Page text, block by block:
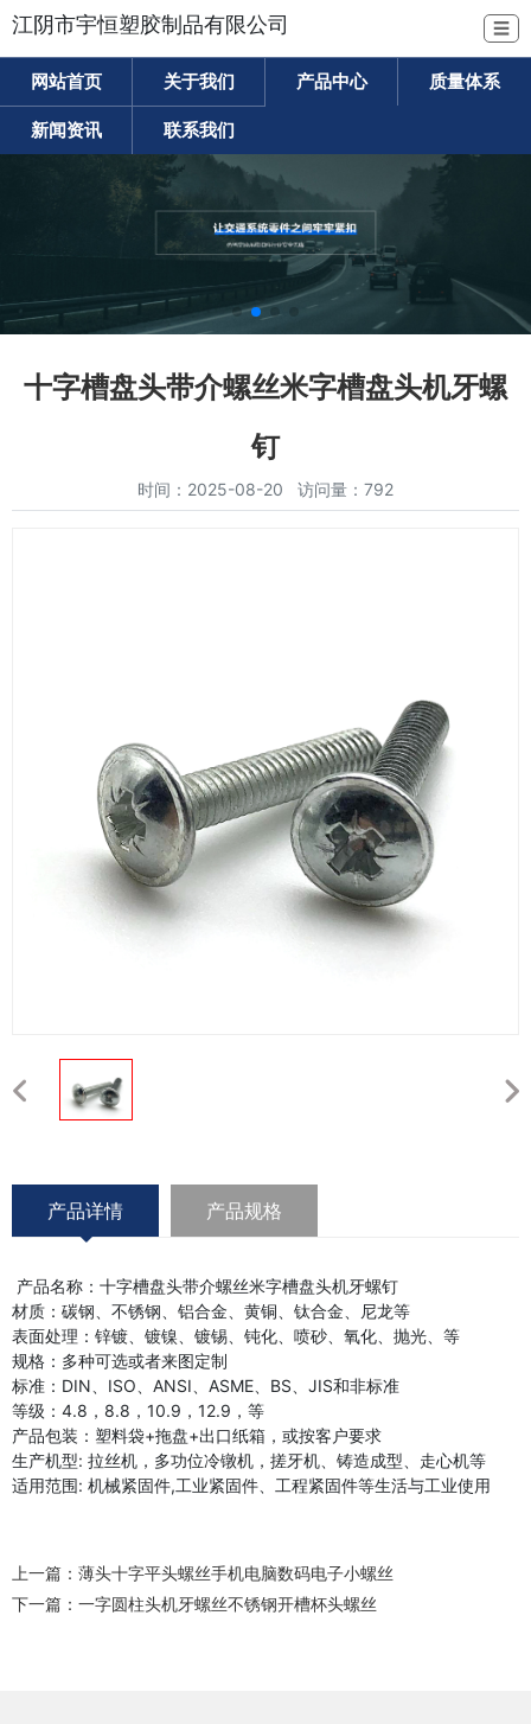
江阴市宇恒塑胶制品有限公司 ☰
网站首页 关于我们 产品中心 质量体系
新闻资讯 联系我们
十字槽盘头带介螺丝米字槽盘头机牙螺
钉
时间：2025-08-20 访问量：792
产品详情 产品规格
产品名称：十字槽盘头带介螺丝米字槽盘头机牙螺钉
材质：碳钢、不锈钢、铝合金、黄铜、钛合金、尼龙等
表面处理：锌镀、镀镍、镀锡、钝化、喷砂、氧化、抛光、等
规格：多种可选或者来图定制
标准：DIN、ISO、ANSI、ASME、BS、JIS和非标准
等级：4.8，8.8，10.9，12.9，等
产品包装：塑料袋+拖盘+出口纸箱，或按客户要求
生产机型: 拉丝机，多功位冷镦机，搓牙机、铸造成型、走心机等
适用范围: 机械紧固件,工业紧固件、工程紧固件等生活与工业使用
上一篇： 薄头十字平头螺丝手机电脑数码电子小螺丝
下一篇： 一字圆柱头机牙螺丝不锈钢开槽杯头螺丝